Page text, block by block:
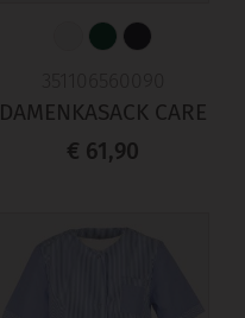
DAMENKASACK CARE
€ 61,90